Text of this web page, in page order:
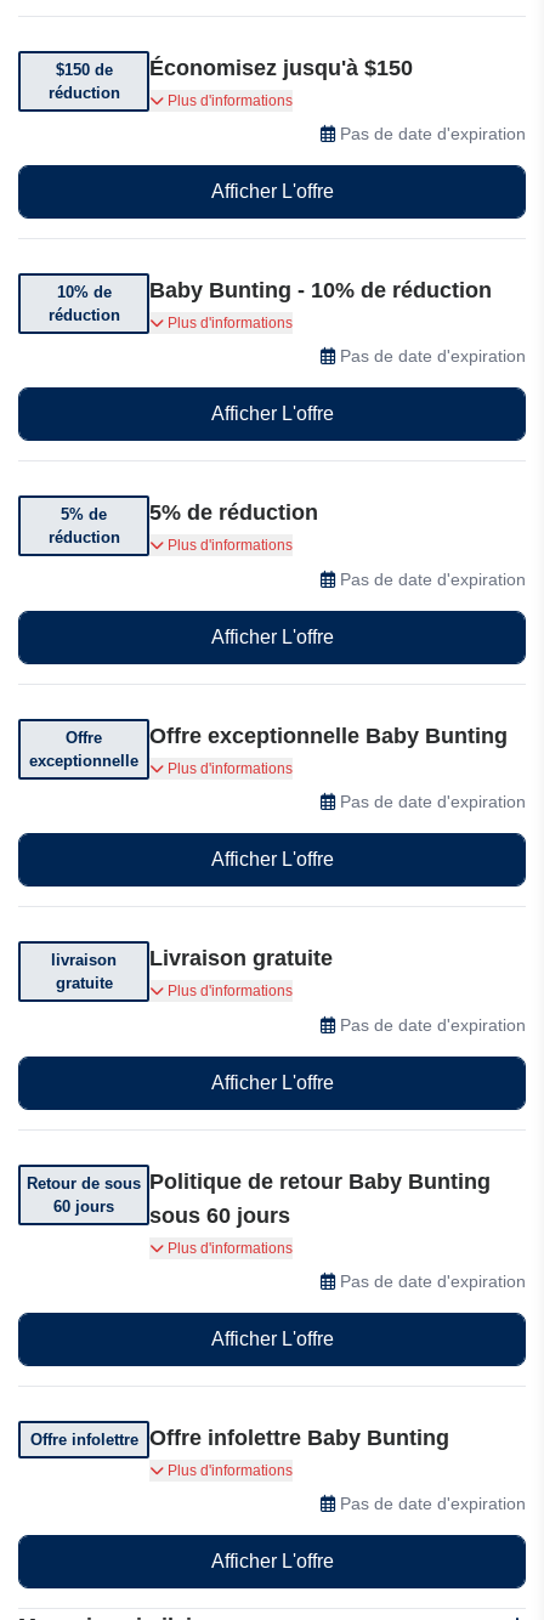
$150 de
réduction
Économisez jusqu'à $150
Bénéficiez de $150 de réduction sur une
sélection de poussettes et landaus
Plus d'informations
Pas de date d'expiration
Afficher L'offre
10% de
réduction
Baby Bunting - 10% de réduction
Bénéficiez de 10% de réduction sur votre
Plus d'informations
Pas de date d'expiration
Afficher L'offre
5% de
réduction
5% de réduction
Bénéficiez de 5% de réduction sur votre
Plus d'informations
Pas de date d'expiration
Afficher L'offre
Offre
exceptionnelle
Offre exceptionnelle Baby Bunting
Obtenez une récompense de 10$ le mois de
l'anniversaire de votre enfant
Plus d'informations
Pas de date d'expiration
Afficher L'offre
livraison
gratuite
Livraison gratuite
Livraison gratuite dès 199$ d'achat
Plus d'informations
Pas de date d'expiration
Afficher L'offre
Retour de sous
60 jours
Politique de retour Baby Bunting
sous 60 jours
Vous pouvez retourner votre commande dans
les 60 jours suivant sa réception
Plus d'informations
Pas de date d'expiration
Afficher L'offre
Offre infolettre Offre infolettre Baby Bunting
Abonnez-vous et recevez des offres
Plus d'informations
Pas de date d'expiration
Afficher L'offre